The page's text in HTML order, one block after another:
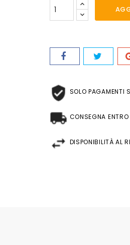
SOLO PAGAMENTI
CONSEGNA
DISPONIBILITÀ AL